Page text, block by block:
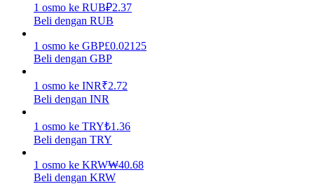
Menghasilkan
1 osmo ke RUB₽2.37
Beli dengan RUB
1 osmo ke GBP£0.02125
Beli dengan GBP
1 osmo ke INR₹2.72
Beli dengan INR
1 osmo ke TRY₺1.36
Beli dengan TRY
1 osmo ke KRW₩40.68
Beli dengan KRW